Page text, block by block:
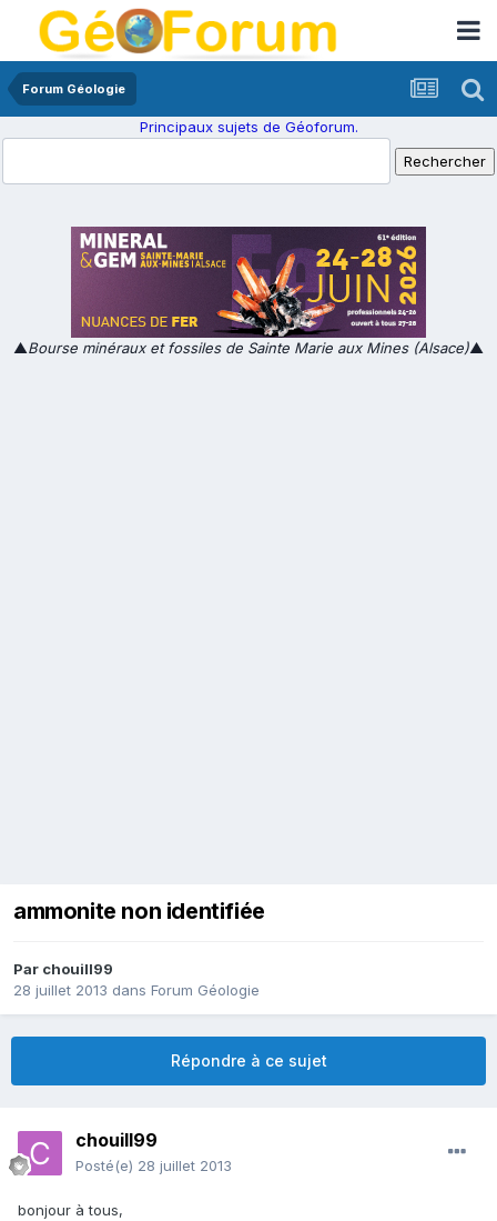
Forum Géologie
Principaux sujets de Géoforum.
▲Bourse minéraux et fossiles de Sainte Marie aux Mines (Alsace)▲
ammonite non identifiée
Par chouill99
28 juillet 2013 dans Forum Géologie
Répondre à ce sujet
chouill99
Posté(e) 28 juillet 2013
bonjour à tous,